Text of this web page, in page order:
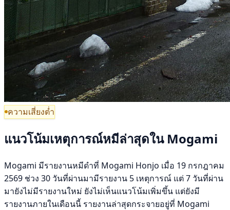
ความเสี่ยงต่ำ
แนวโน้มเหตุการณ์หมีล่าสุดใน Mogami
Mogami มีรายงานหมีดำที่ Mogami Honjo เมื่อ 19 กรกฎาคม
2569 ช่วง 30 วันที่ผ่านมามีรายงาน 5 เหตุการณ์ แต่ 7 วันที่ผ่าน
มายังไม่มีรายงานใหม่ ยังไม่เห็นแนวโน้มเพิ่มขึ้น แต่ยังมี
รายงานภายในเดือนนี้ รายงานล่าสุดกระจายอยู่ที่ Mogami